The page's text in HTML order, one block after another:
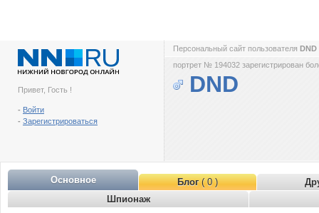
Привет, Гость !
- Войти
- Зарегистрироваться
Персональный сайт пользователя DND
портрет № 194032 зарегистрирован
DND
Основное Блог( 0 )
Шпионаж